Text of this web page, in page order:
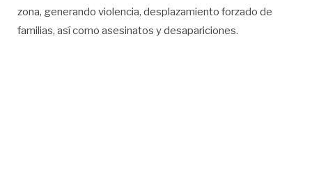
zona, generando violencia, desplazamiento forzado de
familias, así como asesinatos y desapariciones.